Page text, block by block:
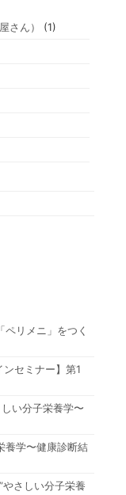
さん）
(1)
リメニ」をつく
セミナー】第1
い分子栄養学〜
養学〜健康診断結
やさしい分子栄養